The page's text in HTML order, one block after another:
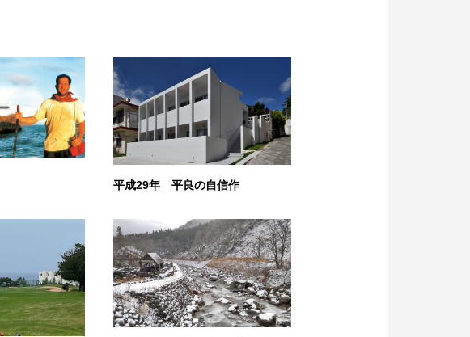
平成29年 平良の自信作